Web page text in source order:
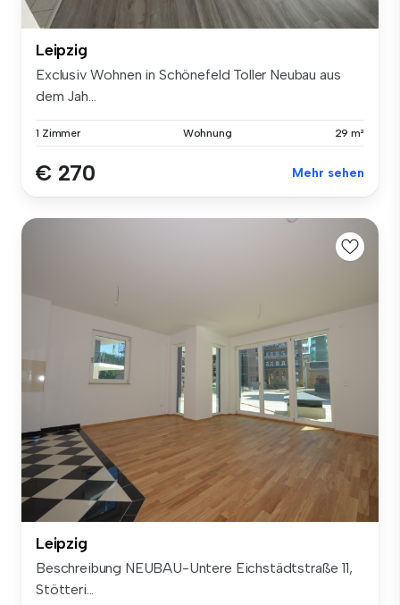
Leipzig
Exclusiv Wohnen in Schönefeld Toller Neubau aus
dem Jah...
1 Zimmer Wohnung 29 m²
€ 270 Mehr sehen
Leipzig
Beschreibung NEUBAU-Untere Eichstädtstraße 11,
Stötteri...